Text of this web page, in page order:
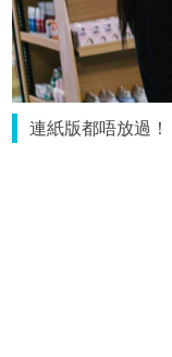
連紙版都唔放過